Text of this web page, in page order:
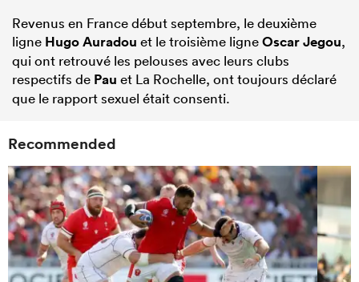
Revenus en France début septembre, le deuxième
ligne Hugo Auradou et le troisième ligneOscar Jegou,
qui ont retrouvé les pelouses avec leurs clubs
respectifs de Pau et La Rochelle, ont toujours déclaré
que le rapport sexuel était consenti.
Recommended